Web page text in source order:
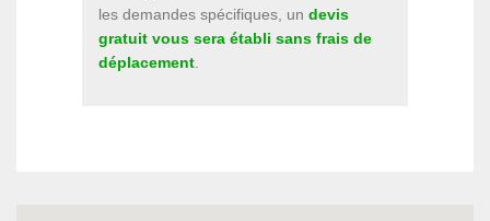
les demandes spécifiques, un devis
gratuit vous sera établi sans frais de
déplacement